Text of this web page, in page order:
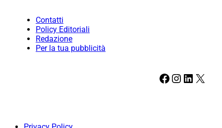
Contatti
Policy Editoriali
Redazione
Per la tua pubblicità
Facebook Instagram LinkedIn X